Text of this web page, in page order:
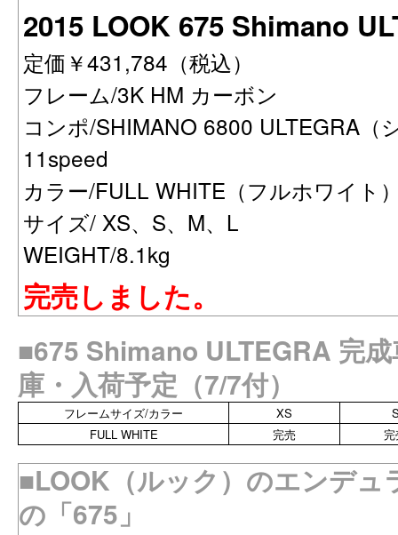
2015 LOOK 675 Shimano
定価￥431,784（税込）
フレーム/3K HM カーボン
コンポ/SHIMANO 6800 ULTEGRA
11speed
カラー/FULL WHITE（フルホワイト
サイズ/ XS、S、M、L
WEIGHT/8.1kg
完売しました。
■675 Shimano ULTEGRA 完
庫・入荷予定（7/7付）
フレームサイズ/カラー XS
FULL WHITE
完売
■LOOK（ルック）のエンデ
の「675」